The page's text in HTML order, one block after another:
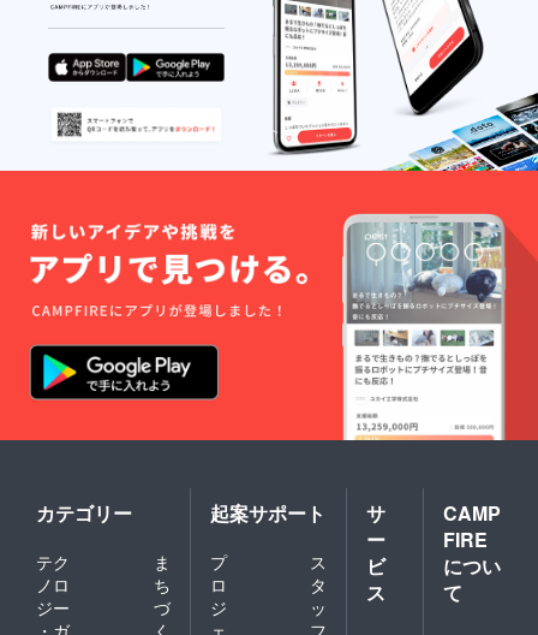
カテゴリー
テク
ノロ
ジー
ま
ち
づ
起案サポート
プ
ロ
ジ
ス
タ
ッ
サ
ー
ビ
ス
CAMP
FIRE
につい
て